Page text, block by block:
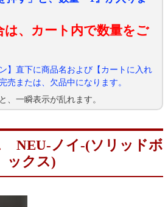
は、カート内で数量をご
】直下に商品名および【カートに入れ
売または、欠品中になります。
、一瞬表示が乱れます。
NEU-ノイ-(ソリッドボ
ックス)